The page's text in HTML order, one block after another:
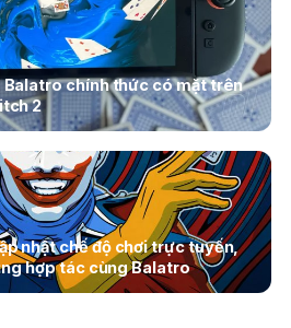
chính thức có mặt trên
2
nhật chế độ chơi trực tuyến,
hợp tác cùng Balatro